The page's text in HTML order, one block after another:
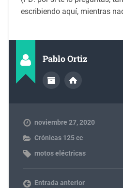
escribiendo aquí, mientras
Pablo Ortiz
noviembre 27, 2020
Crónicas 125 cc
motos eléctricas
Entrada anterior